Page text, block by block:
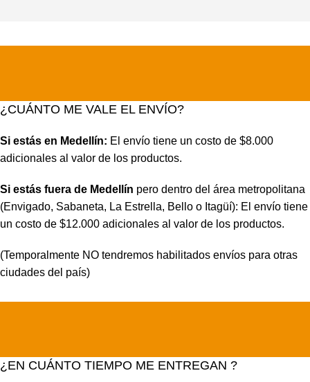
¿CUÁNTO ME VALE EL ENVÍO?
Si estás en Medellín: El envío tiene un costo de $8.000
adicionales al valor de los productos.
Si estás fuera de Medellín pero dentro del área metropolitana
(Envigado, Sabaneta, La Estrella, Bello o Itagüí): El envío tiene
un costo de $12.000 adicionales al valor de los productos.
(Temporalmente NO tendremos habilitados envíos para otras
ciudades del país)
¿EN CUÁNTO TIEMPO ME ENTREGAN ?